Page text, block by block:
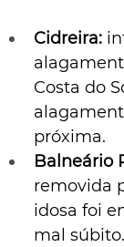
Cidreira:
Costa do
próxima.
Balneário
removida
idosa foi
mal